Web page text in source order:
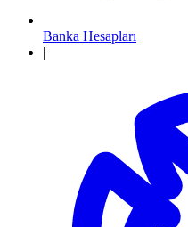
Banka Hesapları